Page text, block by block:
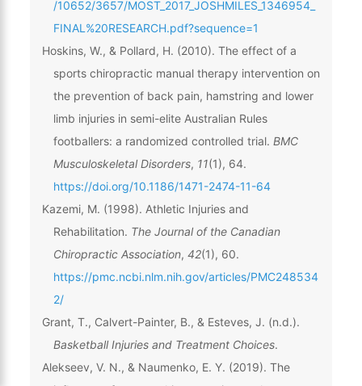
/10652/3657/MOST_2017_JOSHMILES_1346954_
FINAL%20RESEARCH.pdf?sequence=1
Hoskins, W., & Pollard, H. (2010). The effect of a
sports chiropractic manual therapy intervention on
the prevention of back pain, hamstring and lower
limb injuries in semi-elite Australian Rules
footballers: a randomized controlled trial. BMC
Musculoskeletal Disorders, 11(1), 64.
https://doi.org/10.1186/1471-2474-11-64
Kazemi, M. (1998). Athletic Injuries and
Rehabilitation. The Journal of the Canadian
Chiropractic Association, 42(1), 60.
https://pmc.ncbi.nlm.nih.gov/articles/PMC248534
2/
Grant, T., Calvert-Painter, B., & Esteves, J. (n.d.).
Basketball Injuries and Treatment Choices.
Alekseev, V. N., & Naumenko, E. Y. (2019). The